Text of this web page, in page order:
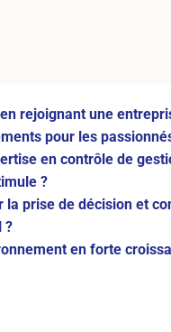
rejoignant une
pour les
en contrôle de
?
prise de décision et
?
en forte